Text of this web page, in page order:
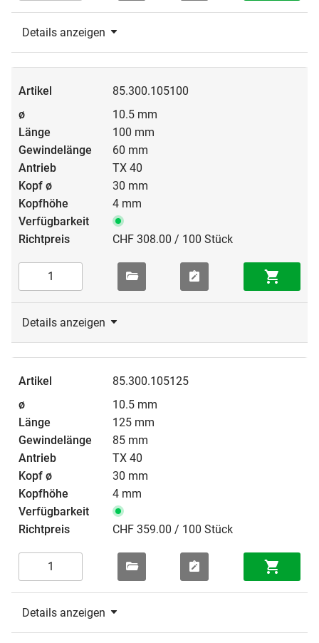
Details anzeigen
85.300.105100
10.5 mm
100 mm
60 mm
TX 40
30 mm
4 mm
CHF 308.00 / 100 Stück
Details anzeigen
85.300.105125
10.5 mm
125 mm
85 mm
TX 40
30 mm
4 mm
CHF 359.00 / 100 Stück
Details anzeigen